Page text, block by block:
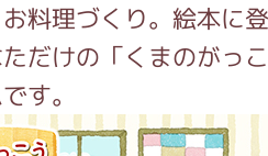
料理づくり。絵本に
だけの「くまのがっ
す。
う 家庭科部